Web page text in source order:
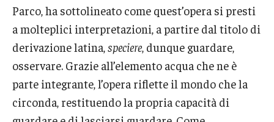
Parco, ha sottolineato come quest’opera si presti
a molteplici interpretazioni, a partire dal titolo di
derivazione latina,speciere, dunque guardare,
osservare. Grazie all’elemento acqua che ne è
parte integrante, l’opera riflette il mondo che la
circonda, restituendo la propria capacità di